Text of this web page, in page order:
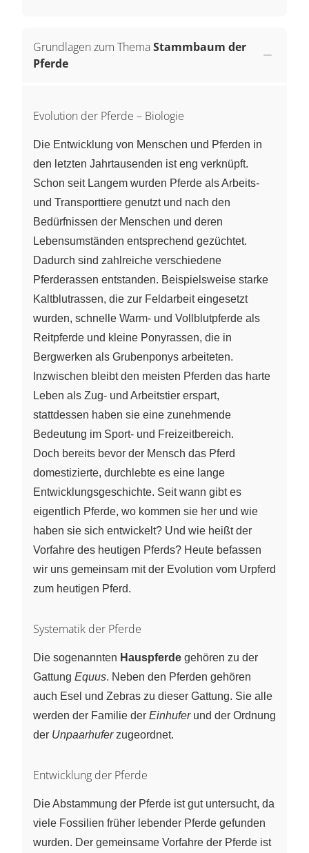
Grundlagen zum ThemaStammbaum der
Pferde
Evolution der Pferde – Biologie
Die Entwicklung von Menschen und Pferden in
den letzten Jahrtausenden ist eng verknüpft.
Schon seit Langem wurden Pferde als Arbeits-
und Transporttiere genutzt und nach den
Bedürfnissen der Menschen und deren
Lebensumständen entsprechend gezüchtet.
Dadurch sind zahlreiche verschiedene
Pferderassen entstanden. Beispielsweise starke
Kaltblutrassen, die zur Feldarbeit eingesetzt
wurden, schnelle Warm- und Vollblutpferde als
Reitpferde und kleine Ponyrassen, die in
Bergwerken als Grubenponys arbeiteten.
Inzwischen bleibt den meisten Pferden das harte
Leben als Zug- und Arbeitstier erspart,
stattdessen haben sie eine zunehmende
Bedeutung im Sport- und Freizeitbereich.
Doch bereits bevor der Mensch das Pferd
domestizierte, durchlebte es eine lange
Entwicklungsgeschichte. Seit wann gibt es
eigentlich Pferde, wo kommen sie her und wie
haben sie sich entwickelt? Und wie heißt der
Vorfahre des heutigen Pferds? Heute befassen
wir uns gemeinsam mit der Evolution vom Urpferd
zum heutigen Pferd.
Systematik der Pferde
Die sogenannten Hauspferde gehören zu der
Gattung Equus. Neben den Pferden gehören
auch Esel und Zebras zu dieser Gattung. Sie alle
werden der Familie der Einhuferund der Ordnung
der Unpaarhuferzugeordnet.
Entwicklung der Pferde
Die Abstammung der Pferde ist gut untersucht, da
viele Fossilien früher lebender Pferde gefunden
wurden. Der gemeinsame Vorfahre der Pferde ist